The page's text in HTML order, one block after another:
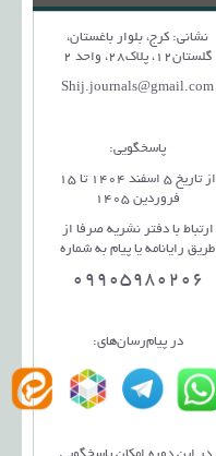
نشانی: کرج، بلوار باغستان،
گلستان12، پلاک28، واحد 2
Shij.journals@gmail.com
پاسخگویی:
از تاریخ 5 اسفند 1404 تا 15
فروردین 1405
ارتباط با دفتر نشریه صرفا از
طریق رایانامه یا پیام به شماره
09905980206
در پیام‌رسان‌های: